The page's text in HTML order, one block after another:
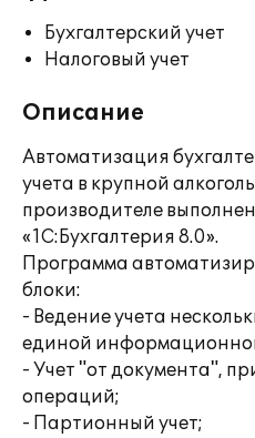
Бухгалтерский учет
Налоговый учет
Описание
Автоматизация
учета в крупной
производителе
«1С:Бухгалтерия 8.0».
Программа
блоки:
- Ведение учета
единой
- Учет "от документа",
операций;
- Партионный учет;